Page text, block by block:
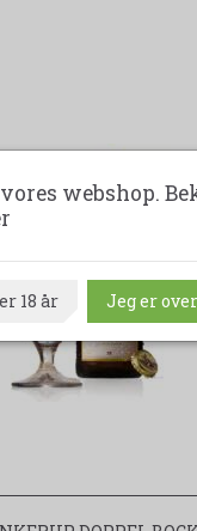
webshop.
18 år Jeg er